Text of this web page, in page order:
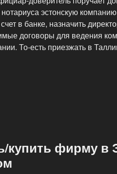
нотариуса эстонскую
в банке, назначить
договоры для ведения
То-есть приезжать в
купить фирму в